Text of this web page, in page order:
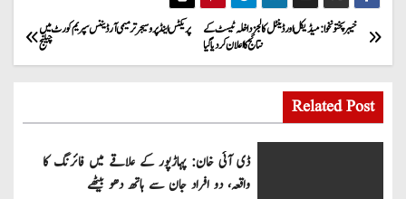
P
o
s
t
پریکٹس اینڈ پروسیجر ترمیمی آرڈیننس سپریم کورٹ میں
چیلنج
خیبر پختونخوا:میڈیکل اور ڈینٹل کالجز داخلہ ٹیسٹ کے
نتائج کا اعلان کردیا گیا
Related Post
ڈی آئی خان: پہاڑپور کے علاقے میں فائرنگ کا
واقعہ، دو افراد جان سے ہاتھ دھو بیٹھے